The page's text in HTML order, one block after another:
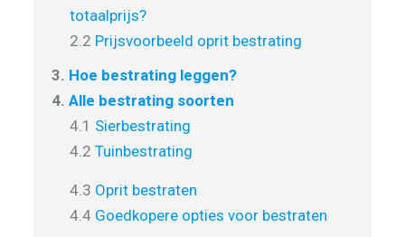
totaalprijs?
2.2 Prijsvoorbeeld oprit bestrating
3. Hoe bestrating leggen?
4. Alle bestrating soorten
4.1 Sierbestrating
4.2 Tuinbestrating
4.3 Oprit bestraten
4.4 Goedkopere opties voor bestraten